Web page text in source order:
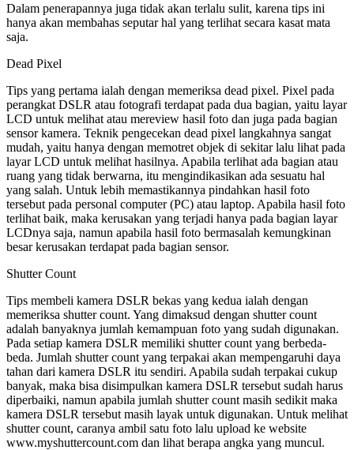
Dalam penerapannya juga tidak akan terlalu sulit, karena tips ini
hanya akan membahas seputar hal yang terlihat secara kasat mata
saja.
Dead Pixel
Tips yang pertama ialah dengan memeriksa dead pixel. Pixel pada
perangkat DSLR atau fotografi terdapat pada dua bagian, yaitu layar
LCD untuk melihat atau mereview hasil foto dan juga pada bagian
sensor kamera. Teknik pengecekan dead pixel langkahnya sangat
mudah, yaitu hanya dengan memotret objek di sekitar lalu lihat pada
layar LCD untuk melihat hasilnya. Apabila terlihat ada bagian atau
ruang yang tidak berwarna, itu mengindikasikan ada sesuatu hal
yang salah. Untuk lebih memastikannya pindahkan hasil foto
tersebut pada personal computer (PC) atau laptop. Apabila hasil foto
terlihat baik, maka kerusakan yang terjadi hanya pada bagian layar
LCDnya saja, namun apabila hasil foto bermasalah kemungkinan
besar kerusakan terdapat pada bagian sensor.
Shutter Count
Tips membeli kamera DSLR bekas yang kedua ialah dengan
memeriksa shutter count. Yang dimaksud dengan shutter count
adalah banyaknya jumlah kemampuan foto yang sudah digunakan.
Pada setiap kamera DSLR memiliki shutter count yang berbeda-
beda. Jumlah shutter count yang terpakai akan mempengaruhi daya
tahan dari kamera DSLR itu sendiri. Apabila sudah terpakai cukup
banyak, maka bisa disimpulkan kamera DSLR tersebut sudah harus
diperbaiki, namun apabila jumlah shutter count masih sedikit maka
kamera DSLR tersebut masih layak untuk digunakan. Untuk melihat
shutter count, caranya ambil satu foto lalu upload ke website
www.myshuttercount.com dan lihat berapa angka yang muncul.